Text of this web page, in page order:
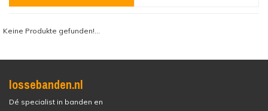
Keine Produkte gefunden!...
lossebanden.nl
Dé specialist in banden en